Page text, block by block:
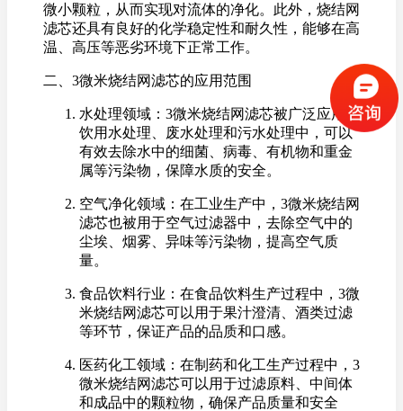
微小颗粒，从而实现对流体的净化。此外，烧结网
滤芯还具有良好的化学稳定性和耐久性，能够在高
温、高压等恶劣环境下正常工作。
二、3微米烧结网滤芯的应用范围
水处理领域：3微米烧结网滤芯被广泛应用于
饮用水处理、废水处理和污水处理中，可以
有效去除水中的细菌、病毒、有机物和重金
属等污染物，保障水质的安全。
空气净化领域：在工业生产中，3微米烧结网
滤芯也被用于空气过滤器中，去除空气中的
尘埃、烟雾、异味等污染物，提高空气质
量。
食品饮料行业：在食品饮料生产过程中，3微
米烧结网滤芯可以用于果汁澄清、酒类过滤
等环节，保证产品的品质和口感。
医药化工领域：在制药和化工生产过程中，3
微米烧结网滤芯可以用于过滤原料、中间体
和成品中的颗粒物，确保产品质量和安全